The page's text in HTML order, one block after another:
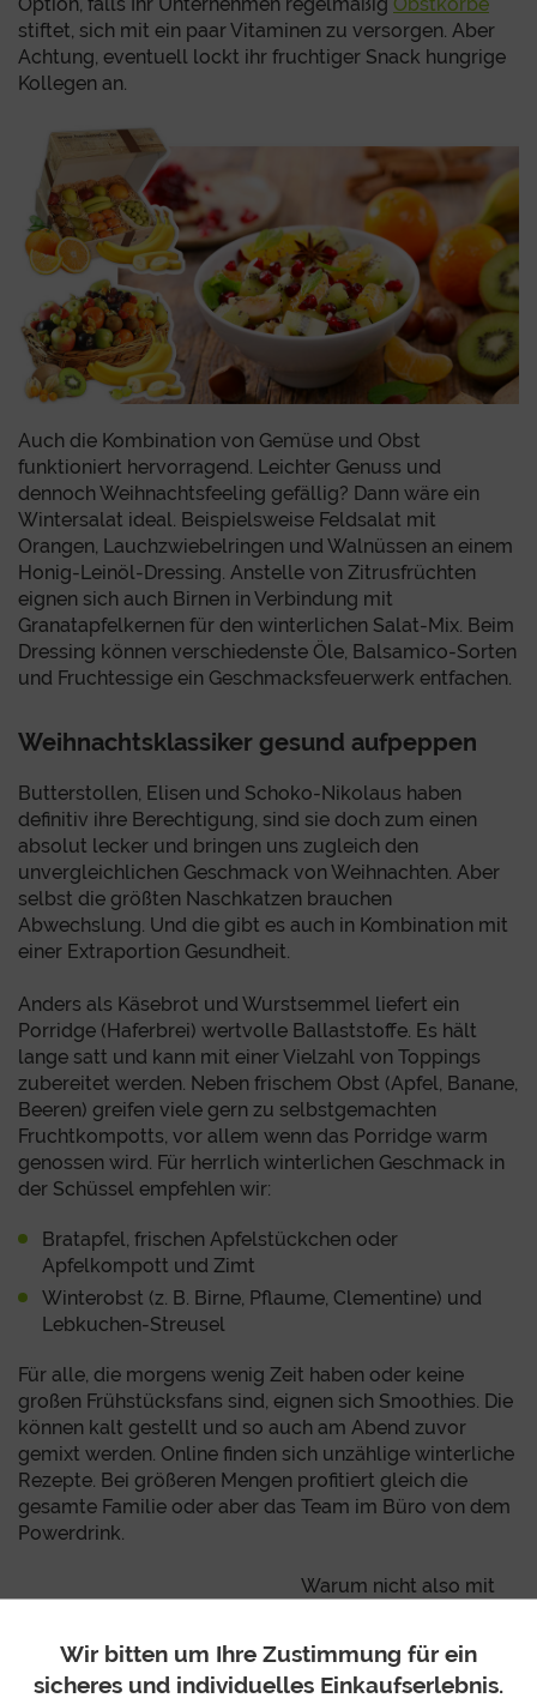
stiftet, sich mit ein paar Vitaminen zu versorgen. Aber
Achtung, eventuell lockt ihr fruchtiger Snack hungrige
Kollegen an.
Auch die Kombination von Gemüse und Obst
funktioniert hervorragend. Leichter Genuss und
dennoch Weihnachtsfeeling gefällig? Dann wäre ein
Wintersalat ideal. Beispielsweise Feldsalat mit
Orangen, Lauchzwiebelringen und Walnüssen an einem
Honig-Leinöl-Dressing. Anstelle von Zitrusfrüchten
eignen sich auch Birnen in Verbindung mit
Granatapfelkernen für den winterlichen Salat-Mix. Beim
Dressing können verschiedenste Öle, Balsamico-Sorten
und Fruchtessige ein Geschmacksfeuerwerk entfachen.
Weihnachtsklassiker gesund aufpeppen
Butterstollen, Elisen und Schoko-Nikolaus haben
definitiv ihre Berechtigung, sind sie doch zum einen
absolut lecker und bringen uns zugleich den
unvergleichlichen Geschmack von Weihnachten. Aber
selbst die größten Naschkatzen brauchen
Abwechslung. Und die gibt es auch in Kombination mit
einer Extraportion Gesundheit.
Anders als Käsebrot und Wurstsemmel liefert ein
Porridge (Haferbrei) wertvolle Ballaststoffe. Es hält
lange satt und kann mit einer Vielzahl von Toppings
zubereitet werden. Neben frischem Obst (Apfel, Banane,
Beeren) greifen viele gern zu selbstgemachten
Fruchtkompotts, vor allem wenn das Porridge warm
genossen wird. Für herrlich winterlichen Geschmack in
der Schüssel empfehlen wir:
Bratapfel, frischen Apfelstückchen oder
Apfelkompott und Zimt
Winterobst (z. B. Birne, Pflaume, Clementine) und
Lebkuchen-Streusel
Für alle, die morgens wenig Zeit haben oder keine
großen Frühstücksfans sind, eignen sich Smoothies. Die
können kalt gestellt und so auch am Abend zuvor
gemixt werden. Online finden sich unzählige winterliche
Rezepte. Bei größeren Mengen profitiert gleich die
gesamte Familie oder aber das Team im Büro von dem
Powerdrink.
Warum nicht also mit
feiern? Immerhin ist
Weihnachten das Fest
Wir bitten um Ihre Zustimmung für ein
sicheres und individuelles Einkaufserlebnis.